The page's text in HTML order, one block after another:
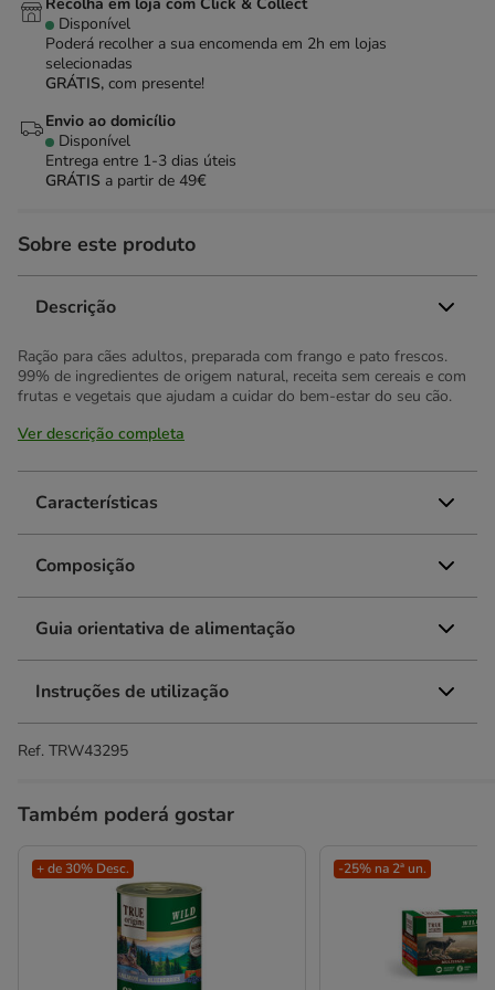
Disponível
Poderá recolher a sua encomenda em 2h em lojas
selecionadas
GRÁTIS, com presente!
Envio ao domicílio
Disponível
Entrega entre 1-3 dias úteis
GRÁTIS a partir de 49€
Sobre este produto
Descrição
Ração para cães adultos, preparada com frango e pato frescos.
99% de ingredientes de origem natural, receita sem cereais e com
frutas e vegetais que ajudam a cuidar do bem-estar do seu cão.
Ver descrição completa
Características
Composição
Guia orientativa de alimentação
Instruções de utilização
Ref. TRW43295
Também poderá gostar
+ de 30% Desc. -25% na 2ª un.